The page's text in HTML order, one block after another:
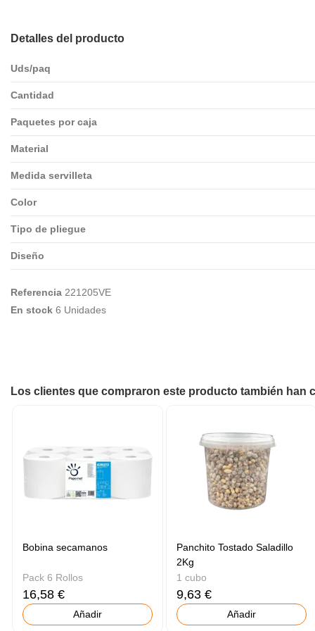
Detalles del producto
Uds/paq
Cantidad
Paquetes por caja
Material
Medida servilleta
Color
Tipo de pliegue
Diseño
Referencia 221205VE
En stock 6 Unidades
Los clientes que compraron este producto también han
Bobina secamanos
Pack 6 Rollos
16,58 €
Añadir
Panchito Tostado Saladillo
2Kg
1 cubo
9,63 €
Añadir